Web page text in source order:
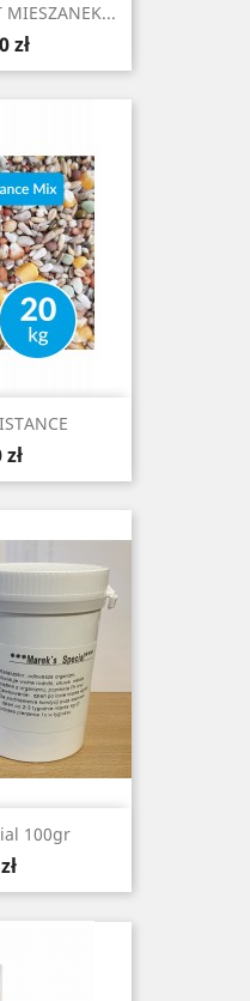
MIESZANEK...
zł
100gr